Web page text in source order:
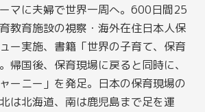
マに夫婦で世界一周へ。600日間25
教育施設の視察・海外在住日本人保
ー実施、書籍「世界の子育て、保育
帰国後、保育現場に戻ると同時に、
ーニー」を発足。日本の保育現場の
は北海道、南は鹿児島まで足を運